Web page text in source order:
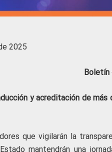
2025
Boletín
y acreditación de
que vigilarán la
mantendrán una